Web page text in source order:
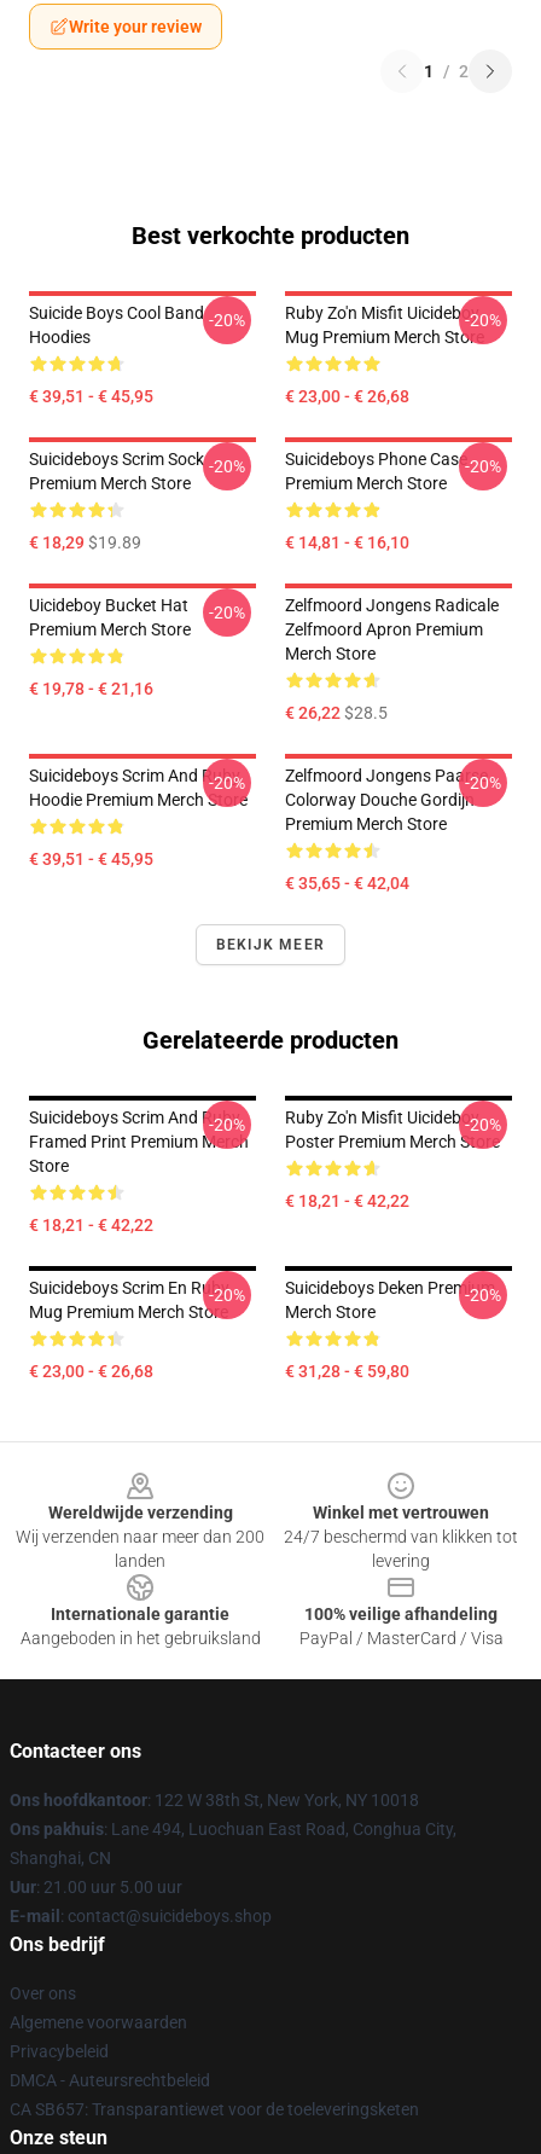
Write your review
1 / 2
Best verkochte producten
Suicide Boys Cool Band
Hoodies
€ 39,51 - € 45,95
-20%
Ruby Zo'n Misfit Uicideboy
Mug Premium Merch Store
€ 23,00 - € 26,68
-20%
Suicideboys Scrim Sock
Premium Merch Store
€ 18,29$19.89
-20%
Suicideboys Phone Case
Premium Merch Store
€ 14,81 - € 16,10
-20%
Uicideboy Bucket Hat
Premium Merch Store
€ 19,78 - € 21,16
-20%
Zelfmoord Jongens Radicale
Zelfmoord Apron Premium
Merch Store
€ 26,22$28.5
Suicideboys Scrim And Ruby
Hoodie Premium Merch Store
€ 39,51 - € 45,95
-20%
Zelfmoord Jongens Paarse
Colorway Douche Gordijn
Premium Merch Store
€ 35,65 - € 42,04
-20%
BEKIJK MEER
Gerelateerde producten
Suicideboys Scrim And Ruby
Framed Print Premium Merch
Store
€ 18,21 - € 42,22
-20%
Ruby Zo'n Misfit Uicideboy
Poster Premium Merch Store
€ 18,21 - € 42,22
-20%
Suicideboys Scrim En Ruby
Mug Premium Merch Store
€ 23,00 - € 26,68
-20%
Suicideboys Deken Premium
Merch Store
€ 31,28 - € 59,80
-20%
Wereldwijde verzending
Wij verzenden naar meer dan 200
landen
Winkel met vertrouwen
24/7 beschermd van klikken tot
levering
Internationale garantie
Aangeboden in het gebruiksland
100% veilige afhandeling
PayPal / MasterCard / Visa
Contacteer ons
Ons hoofdkantoor: 122 W 38th St, New York, NY 10018
Ons pakhuis: Lane 494, Luochuan East Road, Conghua City,
Shanghai, CN
Uur: 21.00 uur 5.00 uur
E-mail : contact@suicideboys.shop
Ons bedrijf
Over ons
Algemene voorwaarden
Privacybeleid
DMCA - Auteursrechtbeleid
CA SB657: Transparantiewet voor de toeleveringsketen
Onze steun